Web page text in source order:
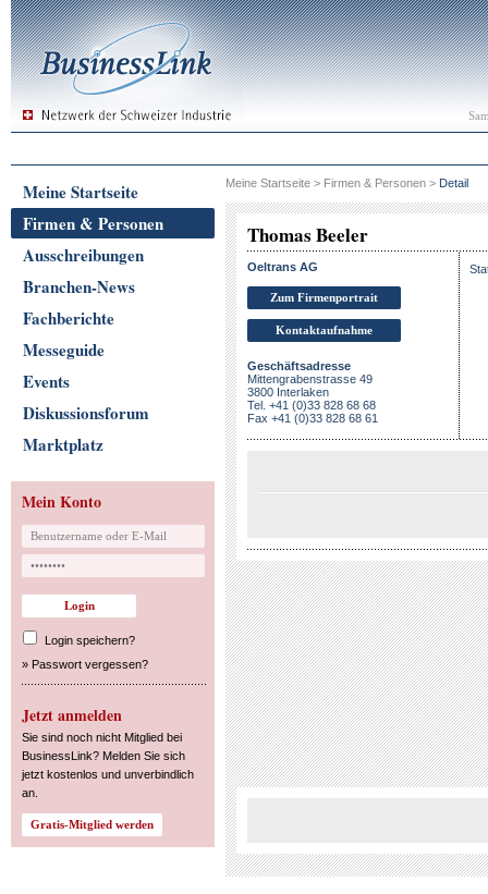
Meine Startseite
Firmen & Personen
Ausschreibungen
Branchen-News
Fachberichte
Messeguide
Events
Diskussionsforum
Marktplatz
Mein Konto
Login speichern?
» Passwort vergessen?
Jetzt anmelden
Sie sind noch nicht Mitglied bei
BusinessLink? Melden Sie sich
jetzt kostenlos und unverbindlich
an.
Meine Startseite > Firmen & Personen > Detail
Thomas Beeler
Oeltrans AG
Zum Firmenportrait
Kontaktaufnahme
Geschäftsadresse
Mittengrabenstrasse 49
3800 Interlaken
Tel. +41 (0)33 828 68 68
Fax +41 (0)33 828 68 61